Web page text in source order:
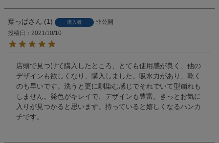
葉っぱ 1 購入者
非公開
投稿日
2021/10/10
店頭で見つけて購入したところ、とても使用感が良く、他の
デザインも欲しくなり、購入しました。吸水力があり、乾く
のも早いです。洗うと更に馴染む感じでそれでいて型崩れも
しません。発色がキレイで、デザインも豊富。きっとお気に
入りが見つかると思います。持っていると嬉しくなるハンカ